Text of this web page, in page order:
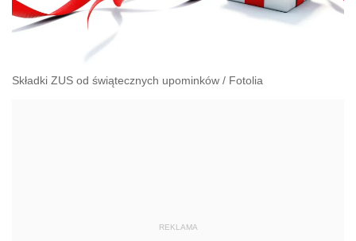
Składki ZUS od świątecznych upominków / Fotolia